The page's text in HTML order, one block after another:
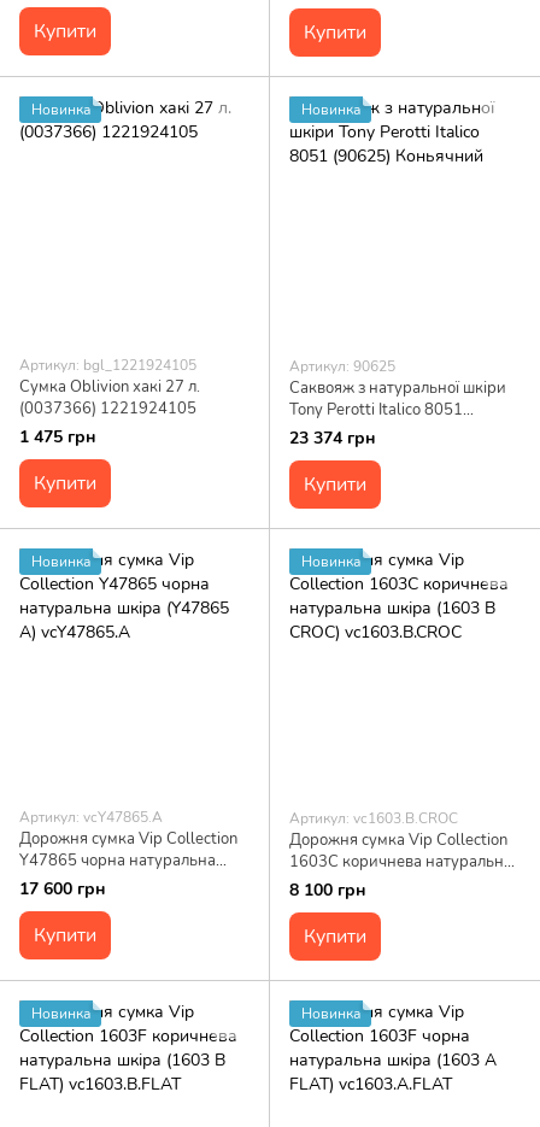
Купити Купити
Новинка
Артикул: bgl_1221924105
Сумка Oblivion хакі 27 л.
(0037366) 1221924105
1 475 грн
Купити
Новинка
Артикул: 90625
Саквояж з натуральної шкіри
Tony Perotti Italico 8051
(90625) Коньячний
23 374 грн
Купити
Новинка
Артикул: vcY47865.А
Дорожня сумка Vip Collection
Y47865 чорна натуральна
шкіра (Y47865 А) vcY47865.А
17 600 грн
Купити
Новинка
Артикул: vc1603.B.CROC
Дорожня сумка Vip Collection
1603C коричнева натуральна
шкіра (1603 B CROC)
vc1603.B.CROC
8 100 грн
Купити
Новинка Новинка